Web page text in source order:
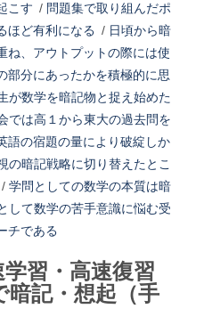
こす / 問題集で取り組んだポ
ほど有利になる / 日頃から暗
ね、アウトプットの際には使
部分にあったかを積極的に思
が数学を暗記物と捉え始めた
では高１から東大の過去問を
語の宿題の量により破綻しか
の暗記戦略に切り替えたとこ
/ 学問としての数学の本質は暗
して数学の苦手意識に悩む受
チである
習・高速復習
暗記・想起（手